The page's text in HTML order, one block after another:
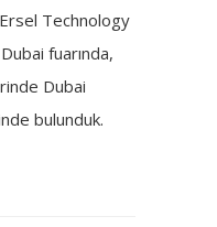
Technology
fuarında,
Dubai
bulunduk.